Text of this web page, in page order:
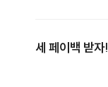
세 페이백 받자!